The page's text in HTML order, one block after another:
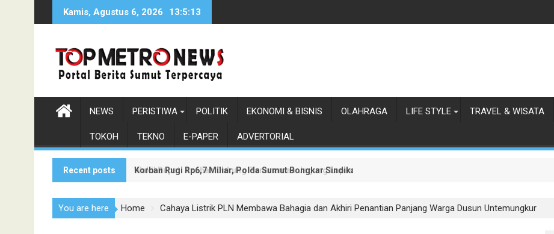
Kamis, Agustus 6, 2026 13:5:14
NEWS PERISTIWA POLITIK EKONOMI & BISNIS OLAHRAGA LIFE STYLE TRAVEL & WISATA
TOKOH TEKNO E-PAPER ADVERTORIAL
Recent posts Korban Rugi Rp6,7 Miliar, Polda Sumut Bongkar Sindikat Scamming Internasional di Apartemen Medan
Wakil Bupati Asahan Dukung Penanaman Jagung Lapas Labuhan Ruku
You are here Home Cahaya Listrik PLN Membawa Bahagia dan Akhiri Penantian Panjang Warga Dusun Untemungkur